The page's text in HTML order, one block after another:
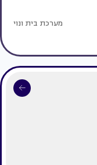
מערכת בית ונוי